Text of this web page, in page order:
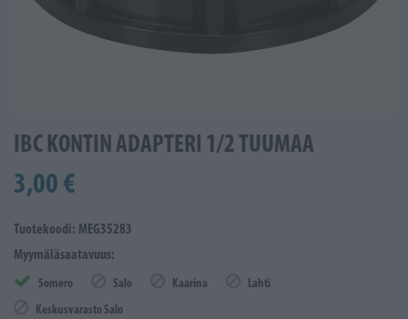
IBC KONTIN ADAPTERI 1/2 TUUMAA
3,00 €
Tuotekoodi: MEG35283
Myymäläsaatavuus:
Somero Salo Kaarina
Lahti
Keskusvarasto Salo